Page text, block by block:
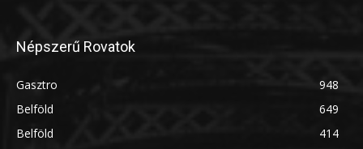
Népszerű Rovatok
Gasztro
948
Belföld
649
Belföld
414